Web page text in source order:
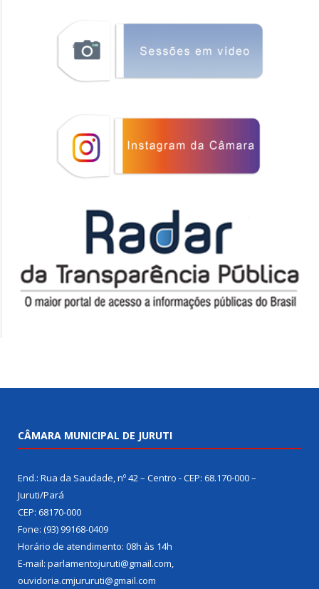
CÂMARA MUNICIPAL DE JURUTI
End.: Rua da Saudade, nº 42 – Centro - CEP: 68.170-000 –
Juruti/Pará
CEP: 68170-000
Fone: (93) 99168-0409
Horário de atendimento: 08h às 14h
E-mail: parlamentojuruti@gmail.com,
ouvidoria.cmjururuti@gmail.com